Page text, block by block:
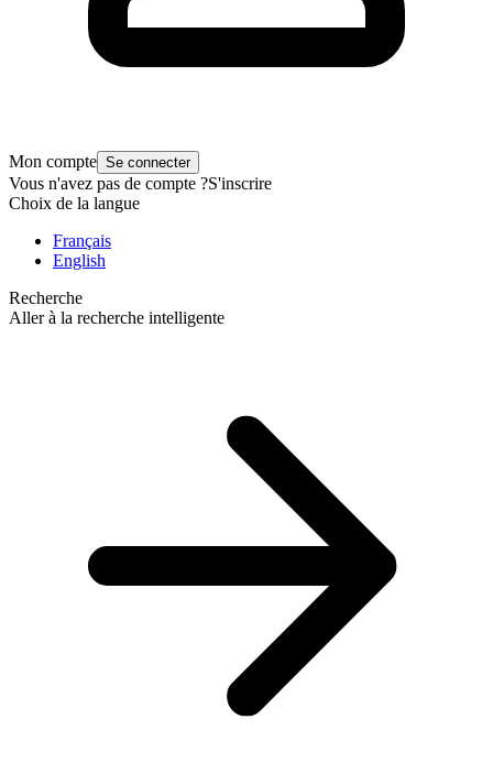
Mon compte Se connecter
Vous n'avez pas de compte ?S'inscrire
Choix de la langue
Français
English
Recherche
Aller à la recherche intelligente